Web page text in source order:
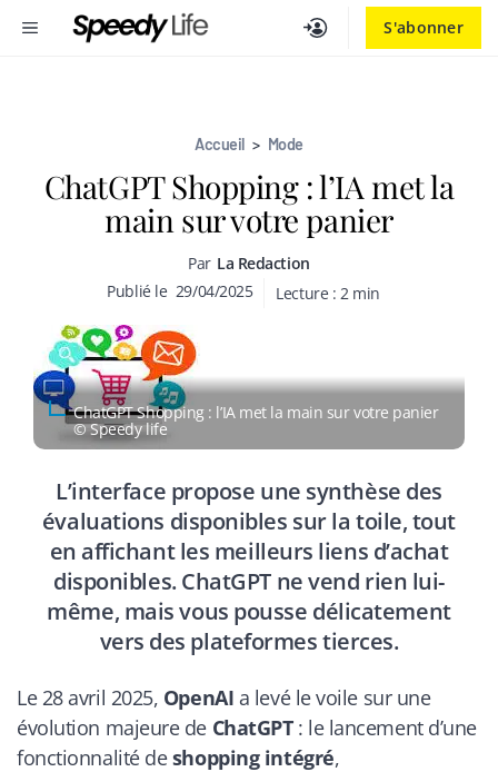
S'abonner
MENU
Accueil > Mode
ChatGPT Shopping : l’IA met la
main sur votre panier
Par La Redaction
Publié le 29/04/2025 Lecture : 2 min
ChatGPT Shopping : l’IA met la main sur votre panier
© Speedy life
L’interface propose une synthèse des
évaluations disponibles sur la toile, tout
en affichant les meilleurs liens d’achat
disponibles. ChatGPT ne vend rien lui-
même, mais vous pousse délicatement
vers des plateformes tierces.
Le 28 avril 2025, OpenAI a levé le voile sur une
évolution majeure de ChatGPT: le lancement d’une
fonctionnalité deshopping intégré,